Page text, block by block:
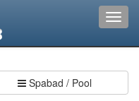
Spabad / Pool